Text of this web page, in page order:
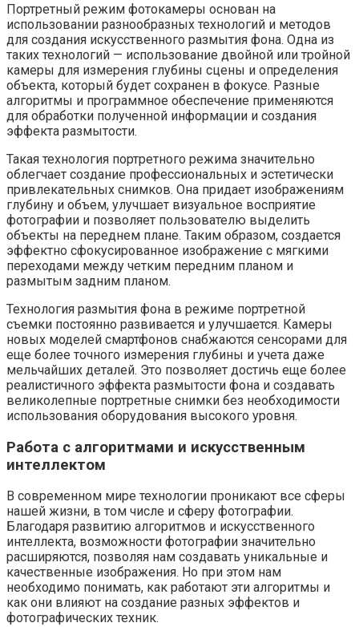
Портретный режим фотокамеры основан на
использовании разнообразных технологий и методов
для создания искусственного размытия фона. Одна из
таких технологий — использование двойной или тройной
камеры для измерения глубины сцены и определения
объекта, который будет сохранен в фокусе. Разные
алгоритмы и программное обеспечение применяются
для обработки полученной информации и создания
эффекта размытости.
Такая технология портретного режима значительно
облегчает создание профессиональных и эстетически
привлекательных снимков. Она придает изображениям
глубину и объем, улучшает визуальное восприятие
фотографии и позволяет пользователю выделить
объекты на переднем плане. Таким образом, создается
эффектно сфокусированное изображение с мягкими
переходами между четким передним планом и
размытым задним планом.
Технология размытия фона в режиме портретной
съемки постоянно развивается и улучшается. Камеры
новых моделей смартфонов снабжаются сенсорами для
еще более точного измерения глубины и учета даже
мельчайших деталей. Это позволяет достичь еще более
реалистичного эффекта размытости фона и создавать
великолепные портретные снимки без необходимости
использования оборудования высокого уровня.
Работа с алгоритмами и искусственным
интеллектом
В современном мире технологии проникают все сферы
нашей жизни, в том числе и сферу фотографии.
Благодаря развитию алгоритмов и искусственного
интеллекта, возможности фотографии значительно
расширяются, позволяя нам создавать уникальные и
качественные изображения. Но при этом нам
необходимо понимать, как работают эти алгоритмы и
как они влияют на создание разных эффектов и
фотографических техник.